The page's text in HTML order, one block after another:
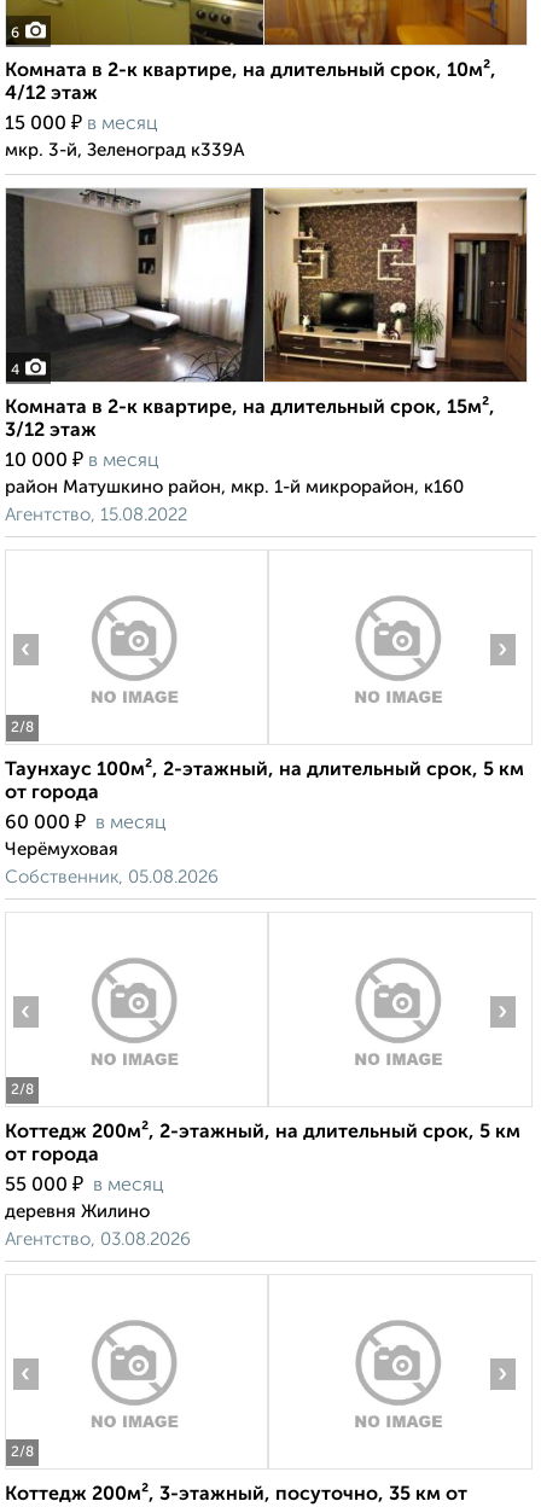
6
Комната в 2-к квартире, на длительный срок, 10м²,
4/12 этаж
15 000 ₽ в месяц
мкр. 3-й, Зеленоград к339А
4
Комната в 2-к квартире, на длительный срок, 15м²,
3/12 этаж
10 000 ₽ в месяц
район Матушкино район, мкр. 1-й микрорайон, к160
Агентство, 15.08.2022
2/8
‹ ›
Таунхаус 100м², 2-этажный, на длительный срок, 5 км
от города
60 000 ₽ в месяц
Черёмуховая
Собственник, 05.08.2026
2/8
‹ ›
Коттедж 200м², 2-этажный, на длительный срок, 5 км
от города
55 000 ₽ в месяц
деревня Жилино
Агентство, 03.08.2026
2/8
‹ ›
Коттедж 200м², 3-этажный, посуточно, 35 км от